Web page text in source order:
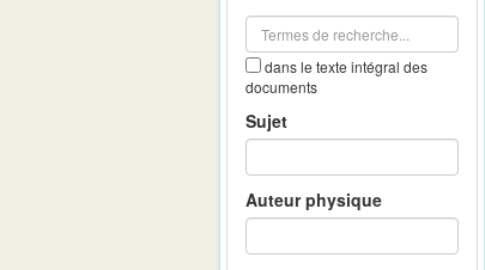
dans le texte intégral des
documents
Sujet
Auteur physique